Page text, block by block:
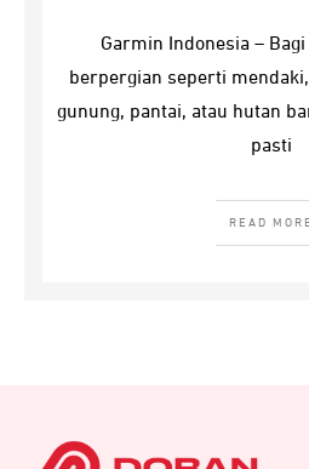
Garmin Indonesia –
berpergian seperti
gunung, pantai, atau hutan
pasti
READ MORE